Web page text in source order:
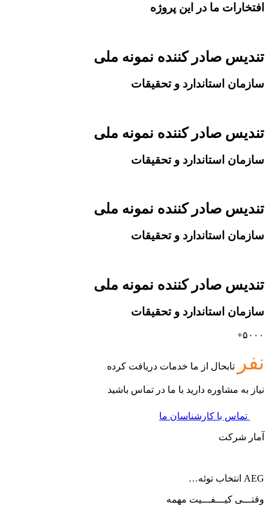
افتخارات ما در این پروژه
تندیس صادر کننده نمونه ملی
سازمان استاندارد و تحقیقات
تندیس صادر کننده نمونه ملی
سازمان استاندارد و تحقیقات
تندیس صادر کننده نمونه ملی
سازمان استاندارد و تحقیقات
تندیس صادر کننده نمونه ملی
سازمان استاندارد و تحقیقات
۵۰۰۰+
نفر تابحال از ما خدمات دریافت کرده
نیاز به مشاوره دارید با ما در تماس باشید
تماس با کارشناسان ما
آمار شرکت
AEG انتخاب توئه…
وقتـــی کیـــفـــیت مهمه